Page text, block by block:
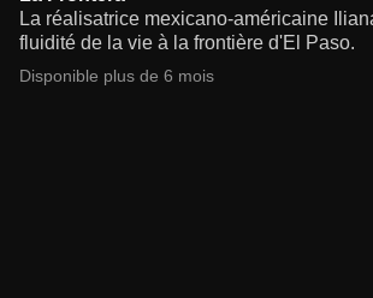
La réalisatrice mexicano-américaine
fluidité de la vie à la frontière d'El Paso.
Disponible plus de 6 mois